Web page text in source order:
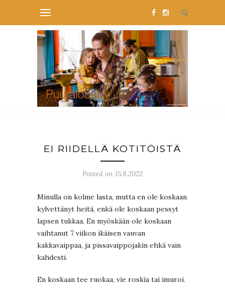
EI RIIDELLÄ KOTITÖISTÄ
Posted on 15.8.2022
Minulla on kolme lasta, mutta en ole koskaan
kylvettänyt heitä, enkä ole koskaan pessyt
lapsen tukkaa. En myöskään ole koskaan
vaihtanut 7 viikon ikäisen vauvan
kakkavaippaa, ja pissavaippojakin ehkä vain
kahdesti.
En koskaan tee ruokaa, vie roskia tai imuroi.